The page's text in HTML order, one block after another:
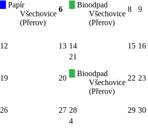
Papír
Všechovice
(Přerov)
6
Bioodpad
Všechovice
(Přerov)
8 9
12 13 14 15 16
19 20
21
Bioodpad
Všechovice
(Přerov)
22 23
26 27 28 29 30
4